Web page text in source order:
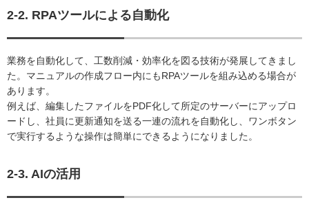
2-2. RPAツールによる自動化
業務を自動化して、工数削減・効率化を図る技術が発展してきまし
た。マニュアルの作成フロー内にもRPAツールを組み込める場合が
あります。
例えば、編集したファイルをPDF化して所定のサーバーにアップロ
ードし、社員に更新通知を送る一連の流れを自動化し、ワンボタン
で実行するような操作は簡単にできるようになりました。
2-3. AIの活用